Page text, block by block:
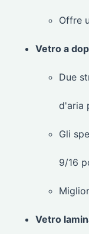
Offre
Vetro a
Due
d'aria
Gli
9/16
Vetro